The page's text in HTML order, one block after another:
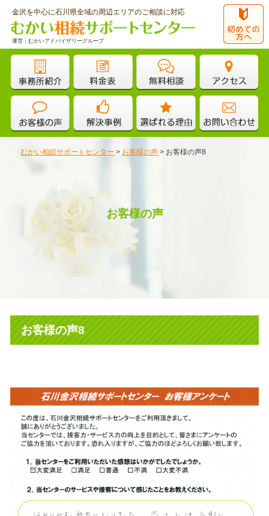
金沢を中心に石川県全域の周辺エリアのご相談に対応
運営：むかいアドバイザリーグループ
むかい相続サポートセンター > お客様の声 > お客様の声8
お客様の声
お客様の声8